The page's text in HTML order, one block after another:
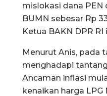
mislokasi dana PEN
BUMN sebesar Rp
Ketua BAKN DPR RI
Menurut Anis, pada
menghadapi
Ancaman inflasi
kenaikan harga LPG